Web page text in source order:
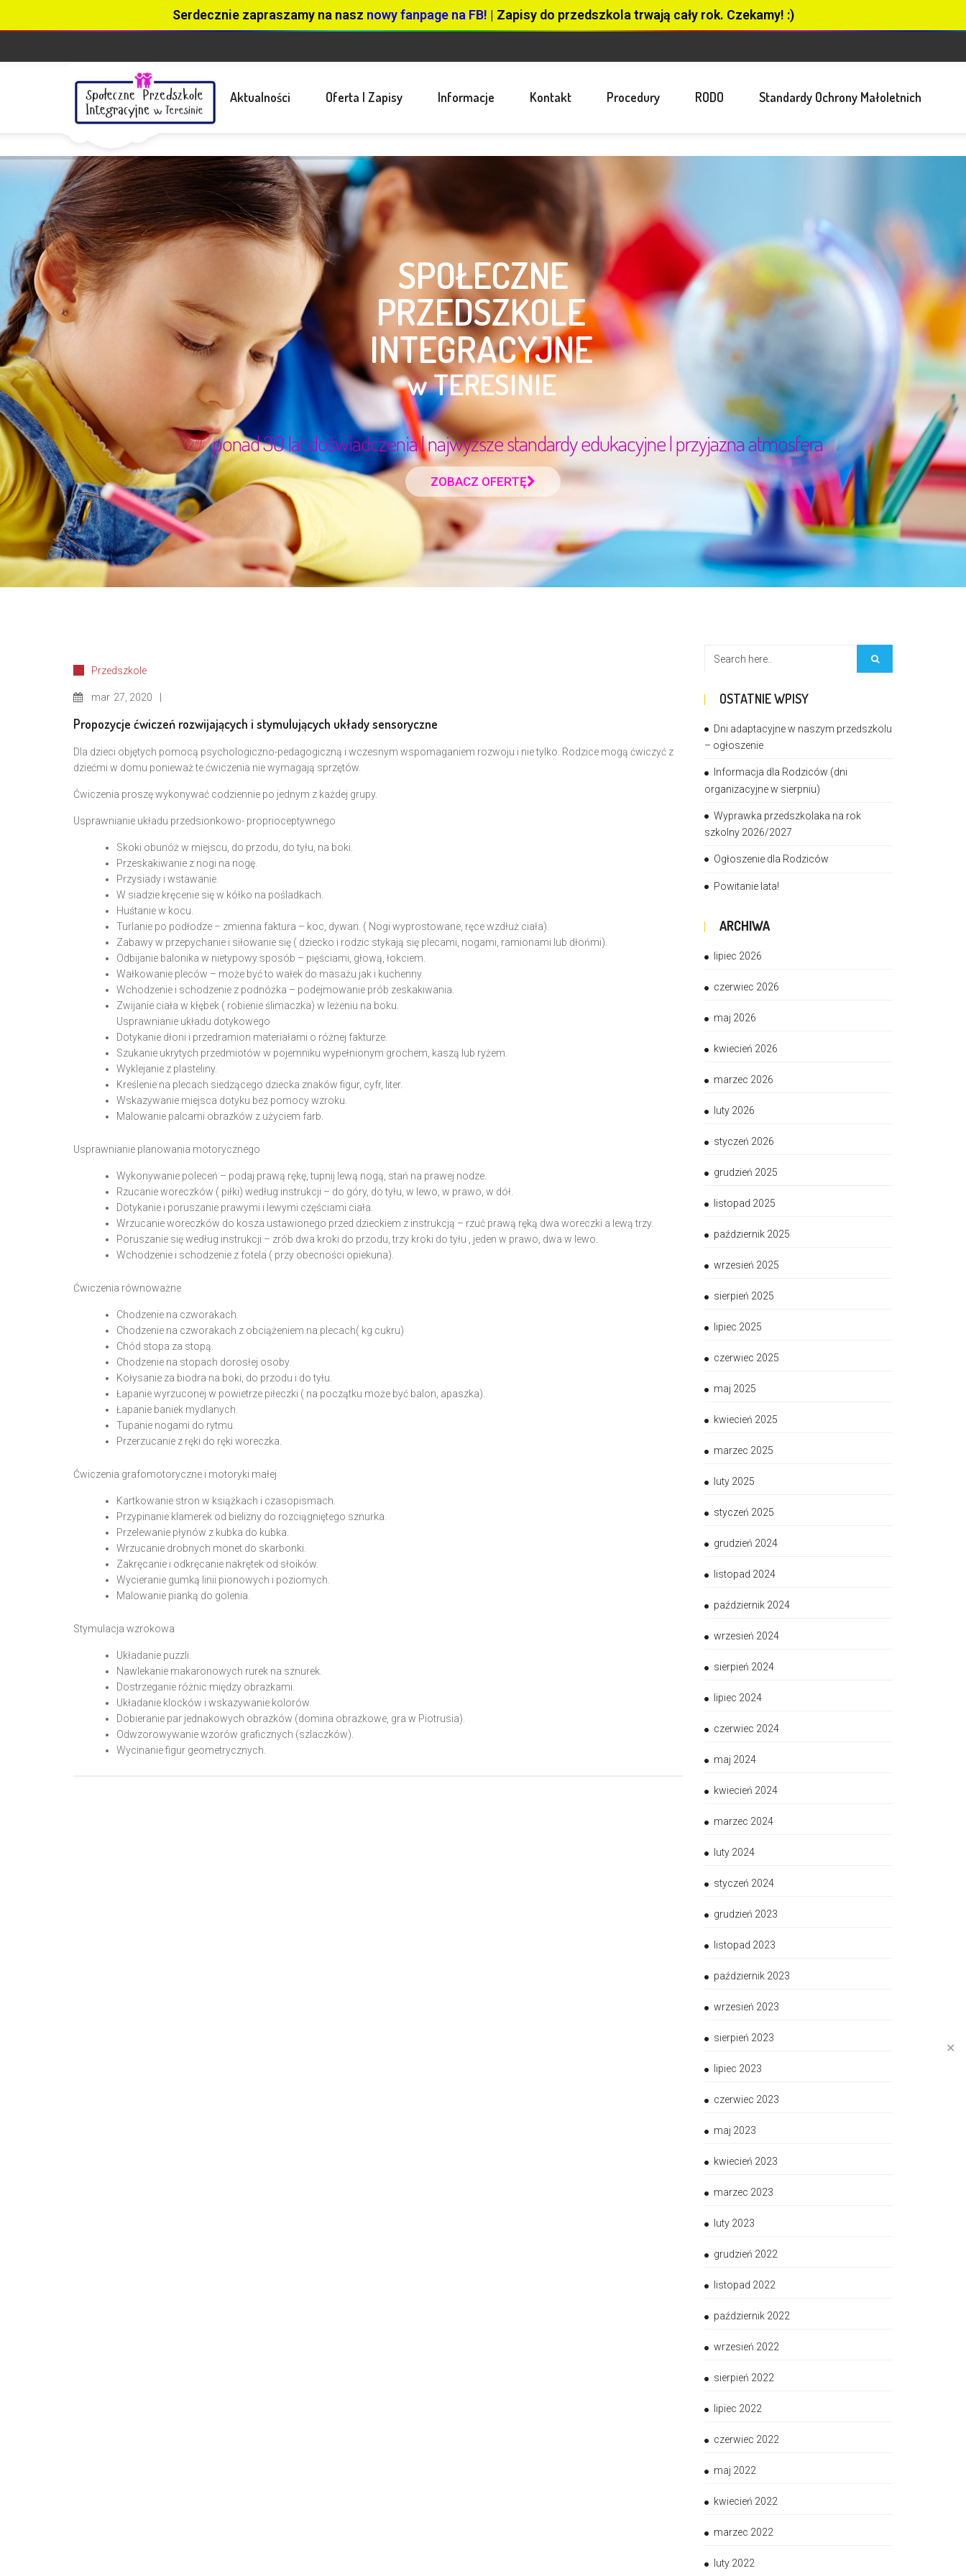
Serdecznie zapraszamy na nasz nowy fanpage na FB! | Zapisy do przedszkola trwają cały rok. Czekamy! :)
✕
Aktualności Oferta I Zapisy Informacje Kontakt Procedury RODO Standardy Ochrony Małoletnich
Przedszkole
mar 27, 2020
Propozycje ćwiczeń rozwijających i stymulujących układy sensoryczne
Dla dzieci objętych pomocą psychologiczno-pedagogiczną i wczesnym wspomaganiem rozwoju i nie tylko. Rodzice mogą ćwiczyć z
dziećmi w domu ponieważ te ćwiczenia nie wymagają sprzętów.
Ćwiczenia proszę wykonywać codziennie po jednym z każdej grupy.
Usprawnianie układu przedsionkowo- proprioceptywnego
Skoki obunóż w miejscu, do przodu, do tyłu, na boki.
Przeskakiwanie z nogi na nogę.
Przysiady i wstawanie.
W siadzie kręcenie się w kółko na pośladkach.
Huśtanie w kocu.
Turlanie po podłodze – zmienna faktura – koc, dywan. ( Nogi wyprostowane, ręce wzdłuż ciała).
Zabawy w przepychanie i siłowanie się ( dziecko i rodzic stykają się plecami, nogami, ramionami lub dłońmi).
Odbijanie balonika w nietypowy sposób – pięściami, głową, łokciem.
Wałkowanie pleców – może być to wałek do masażu jak i kuchenny.
Wchodzenie i schodzenie z podnóżka – podejmowanie prób zeskakiwania.
Zwijanie ciała w kłębek ( robienie ślimaczka) w leżeniu na boku.
Usprawnianie układu dotykowego
Dotykanie dłoni i przedramion materiałami o różnej fakturze.
Szukanie ukrytych przedmiotów w pojemniku wypełnionym grochem, kaszą lub ryżem.
Wyklejanie z plasteliny.
Kreślenie na plecach siedzącego dziecka znaków figur, cyfr, liter.
Wskazywanie miejsca dotyku bez pomocy wzroku.
Malowanie palcami obrazków z użyciem farb.
Usprawnianie planowania motorycznego
Wykonywanie poleceń – podaj prawą rękę, tupnij lewą nogą, stań na prawej nodze.
Rzucanie woreczków ( piłki) według instrukcji – do góry, do tyłu, w lewo, w prawo, w dół.
Dotykanie i poruszanie prawymi i lewymi częściami ciała.
Wrzucanie woreczków do kosza ustawionego przed dzieckiem z instrukcją – rzuć prawą ręką dwa woreczki a lewą trzy.
Poruszanie się według instrukcji – zrób dwa kroki do przodu, trzy kroki do tyłu , jeden w prawo, dwa w lewo.
Wchodzenie i schodzenie z fotela ( przy obecności opiekuna).
Ćwiczenia równoważne
Chodzenie na czworakach.
Chodzenie na czworakach z obciążeniem na plecach( kg cukru)
Chód stopa za stopą.
Chodzenie na stopach dorosłej osoby.
Kołysanie za biodra na boki, do przodu i do tyłu.
Łapanie wyrzuconej w powietrze piłeczki ( na początku może być balon, apaszka).
Łapanie baniek mydlanych.
Tupanie nogami do rytmu.
Przerzucanie z ręki do ręki woreczka.
Ćwiczenia grafomotoryczne i motoryki małej
Kartkowanie stron w książkach i czasopismach.
Przypinanie klamerek od bielizny do rozciągniętego sznurka.
Przelewanie płynów z kubka do kubka.
Wrzucanie drobnych monet do skarbonki.
Zakręcanie i odkręcanie nakrętek od słoików.
Wycieranie gumką linii pionowych i poziomych.
Malowanie pianką do golenia.
Stymulacja wzrokowa
Układanie puzzli.
Nawlekanie makaronowych rurek na sznurek.
Dostrzeganie różnic między obrazkami.
Układanie klocków i wskazywanie kolorów.
Dobieranie par jednakowych obrazków (domina obrazkowe, gra w Piotrusia).
Odwzorowywanie wzorów graficznych (szlaczków).
Wycinanie figur geometrycznych.
OSTATNIE WPISY
Dni adaptacyjne w naszym przedszkolu
– ogłoszenie
Informacja dla Rodziców (dni
organizacyjne w sierpniu)
Wyprawka przedszkolaka na rok
szkolny 2026/2027
Ogłoszenie dla Rodziców
Powitanie lata!
ARCHIWA
lipiec 2026
czerwiec 2026
maj 2026
kwiecień 2026
marzec 2026
luty 2026
styczeń 2026
grudzień 2025
listopad 2025
październik 2025
wrzesień 2025
sierpień 2025
lipiec 2025
czerwiec 2025
maj 2025
kwiecień 2025
marzec 2025
luty 2025
styczeń 2025
grudzień 2024
listopad 2024
październik 2024
wrzesień 2024
sierpień 2024
lipiec 2024
czerwiec 2024
maj 2024
kwiecień 2024
marzec 2024
luty 2024
styczeń 2024
grudzień 2023
listopad 2023
październik 2023
wrzesień 2023
sierpień 2023
lipiec 2023
czerwiec 2023
maj 2023
kwiecień 2023
marzec 2023
luty 2023
grudzień 2022
listopad 2022
październik 2022
wrzesień 2022
sierpień 2022
lipiec 2022
czerwiec 2022
maj 2022
kwiecień 2022
marzec 2022
luty 2022